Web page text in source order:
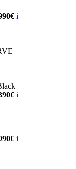
i
i
i